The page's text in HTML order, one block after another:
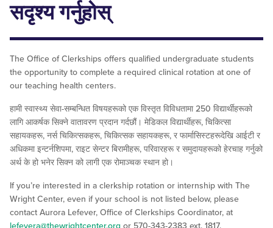
सदृश्य गर्नुहोस्
The Office of Clerkships offers qualified undergraduate students
the opportunity to complete a required clinical rotation at one of
our teaching health centers.
हामी स्वास्थ्य सेवा-सम्बन्धित विषयहरूको एक विस्तृत विविधतामा 250 विद्यार्थीहरूको
लागि आकर्षक सिक्ने वातावरण प्रदान गर्दछौं। मेडिकल विद्यार्थीहरू, चिकित्सा
सहायकहरू, नर्स चिकित्सकहरू, चिकित्सक सहायकहरू, र फार्मासिस्टहरूदेखि आईटी र
अधिकमा इन्टर्नशिपमा, राइट सेन्टर बिरामीहरू, परिवारहरू र समुदायहरूको हेरचाह गर्नुको
अर्थ के हो भनेर सिक्न को लागी एक रोमाञ्चक स्थान हो।
If you’re interested in a clerkship rotation or internship with The
Wright Center, even if your school is not listed below, please
contact Aurora Lefever, Office of Clerkships Coordinator, at